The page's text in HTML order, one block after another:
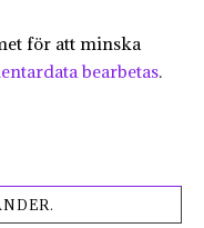
för att minska
bearbetas.